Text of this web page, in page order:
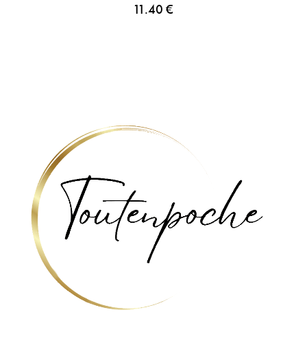
11.40 €